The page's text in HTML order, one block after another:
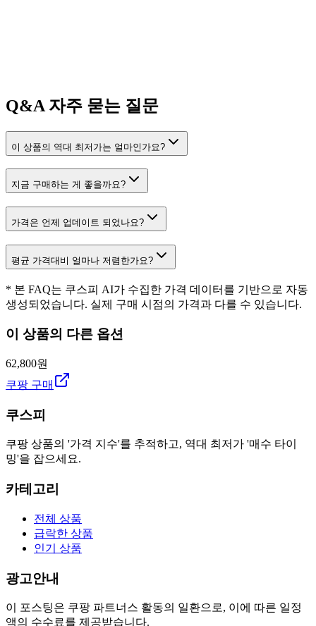
Q&A 자주 묻는 질문
이 상품의 역대 최저가는 얼마인가요?
지금 구매하는 게 좋을까요?
가격은 언제 업데이트 되었나요?
평균 가격대비 얼마나 저렴한가요?
* 본 FAQ는 쿠스피 AI가 수집한 가격 데이터를 기반으로 자동
생성되었습니다. 실제 구매 시점의 가격과 다를 수 있습니다.
이 상품의 다른 옵션
62,800원
쿠팡 구매
쿠스피
쿠팡 상품의 '가격 지수'를 추적하고, 역대 최저가 '매수 타이
밍'을 잡으세요.
카테고리
전체 상품
급락한 상품
인기 상품
광고안내
이 포스팅은 쿠팡 파트너스 활동의 일환으로, 이에 따른 일정
액의 수수료를 제공받습니다.